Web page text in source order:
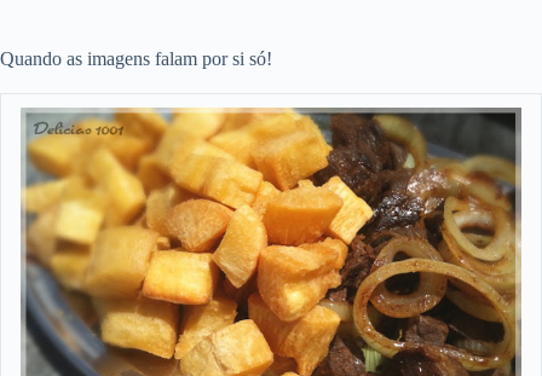
Quando as imagens falam por si só!